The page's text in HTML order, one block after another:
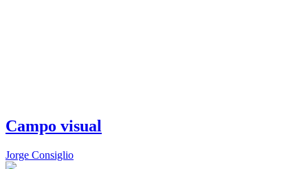
Campo visual
Jorge Consiglio